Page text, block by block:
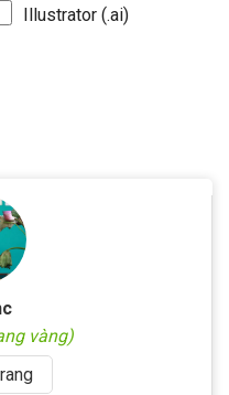
Illustrator (.ai)
vàng)